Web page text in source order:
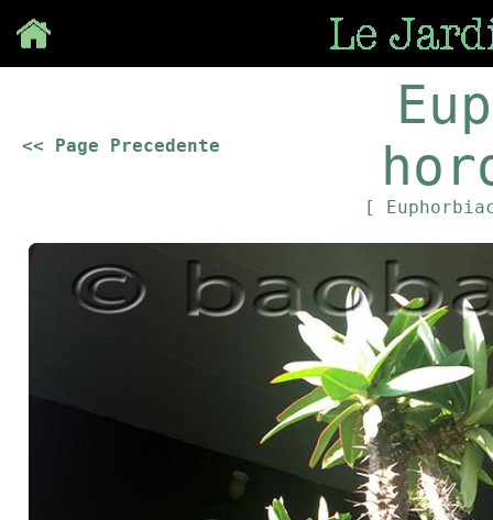
<< Page Precedente
[